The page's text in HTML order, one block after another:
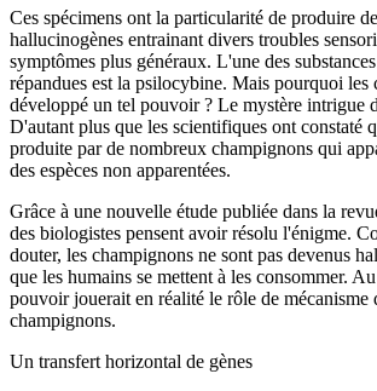
Ces spécimens ont la particularité de produire
hallucinogènes entrainant divers troubles
symptômes plus généraux. L'une des
répandues est la psilocybine. Mais pourquoi les
développé un tel pouvoir ? Le mystère intrigue
D'autant plus que les scientifiques ont constaté
produite par de nombreux champignons qui
des espèces non apparentées.
Grâce à une nouvelle étude publiée dans la
des biologistes pensent avoir résolu l'énigme.
douter, les champignons ne sont pas devenus
que les humains se mettent à les consommer.
pouvoir jouerait en réalité le rôle de mécanisme
champignons.
Un transfert horizontal de gènes